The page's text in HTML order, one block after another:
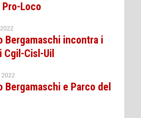
Loco
Bergamaschi incontra i
Cisl-Uil
2022
Bergamaschi e Parco del